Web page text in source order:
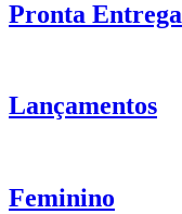
Pronta Entrega
Lançamentos
Feminino